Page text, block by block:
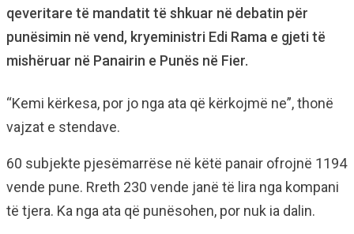
qeveritare të mandatit të shkuar në debatin për
punësimin në vend, kryeministri Edi Rama e gjeti të
mishëruar në Panairin e Punës në Fier.
“Kemi kërkesa, por jo nga ata që kërkojmë ne”, thonë
vajzat e stendave.
60 subjekte pjesëmarrëse në këtë panair ofrojnë 1194
vende pune. Rreth 230 vende janë të lira nga kompani
të tjera. Ka nga ata që punësohen, por nuk ia dalin.